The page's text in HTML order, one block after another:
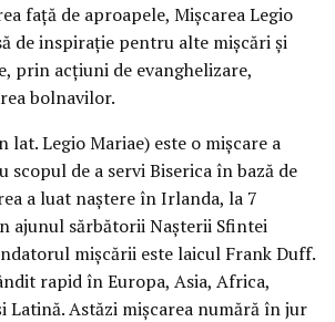
față de aproapele, Mișcarea Legio
de inspirație pentru alte mișcări și
prin acțiuni de evanghelizare,
bolnavilor.
lat. Legio Mariae) este o mișcare a
scopul de a servi Biserica în bază de
a luat naștere în Irlanda, la 7
ajunul sărbătorii Nașterii Sfintei
mișcării este laicul Frank Duff.
rapid în Europa, Asia, Africa,
Latină. Astăzi mișcarea numără în jur